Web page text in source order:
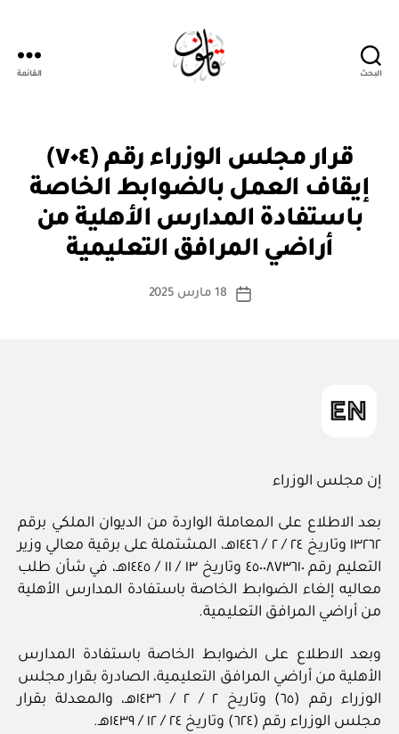
البحث القائمة
التصنيفات
قرار مجلس الوزراء رقم (٧٠٤)
إيقاف العمل بالضوابط الخاصة
باستفادة المدارس الأهلية من
أراضي المرافق التعليمية
كاتب
بو
س
ة
تاريخ
18 مارس 2025
إن مجلس الوزراء
بعد الاطلاع على المعاملة الواردة من الديوان الملكي برقم
١٣٢٦٢ وتاريخ ٢٤ / ‏٢‏ / ١٤٤٦هـ، المشتملة على برقية معالي وزير
التعليم رقم ٤٥٠٠٨٧٣٦١٠ وتاريخ ١٣ / ‏١١‏ / ١٤٤٥هـ، في شأن طلب
معاليه إلغاء الضوابط الخاصة باستفادة المدارس الأهلية
من أراضي المرافق التعليمية.
وبعد الاطلاع على الضوابط الخاصة باستفادة المدارس
الأهلية من أراضي المرافق التعليمية، الصادرة بقرار مجلس
الوزراء رقم (٦٥) وتاريخ ٢ / ‏٢‏ / ١٤٣٦هـ، والمعدلة بقرار
مجلس الوزراء رقم (٦٢٤) وتاريخ ٢٤ / ‏١٢‏ / ١٤٣٩هـ.